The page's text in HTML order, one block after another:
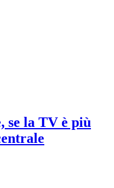
se la TV è più